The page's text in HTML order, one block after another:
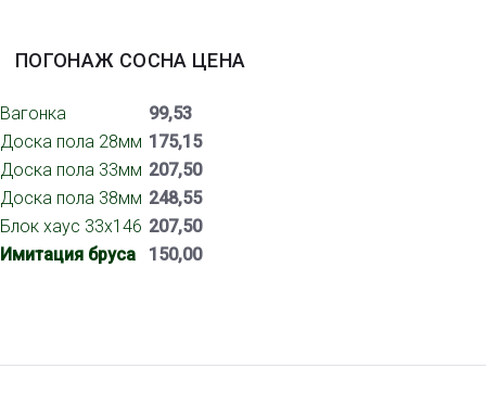
ПОГОНАЖ СОСНА ЦЕНА
Вагонка
99,53
Доска пола 28мм 175,15
Доска пола 33мм 207,50
Доска пола 38мм 248,55
Блок хаус 33х146 207,50
Имитация бруса
150,00